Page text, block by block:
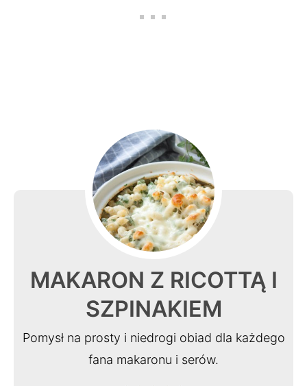
MAKARON Z RICOTTĄ I
SZPINAKIEM
Pomysł na prosty i niedrogi obiad dla każdego
fana makaronu i serów.